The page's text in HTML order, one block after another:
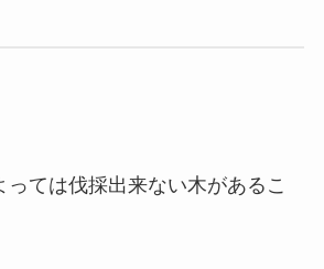
っては伐採出来ない木があるこ